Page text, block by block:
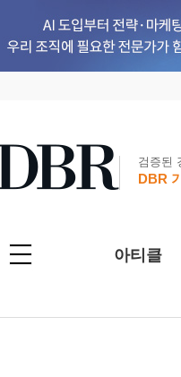
검증된
DBR
아티클